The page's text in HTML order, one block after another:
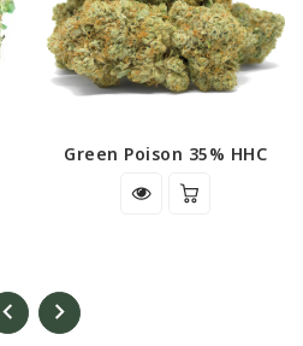
Green Poison 35% HHC